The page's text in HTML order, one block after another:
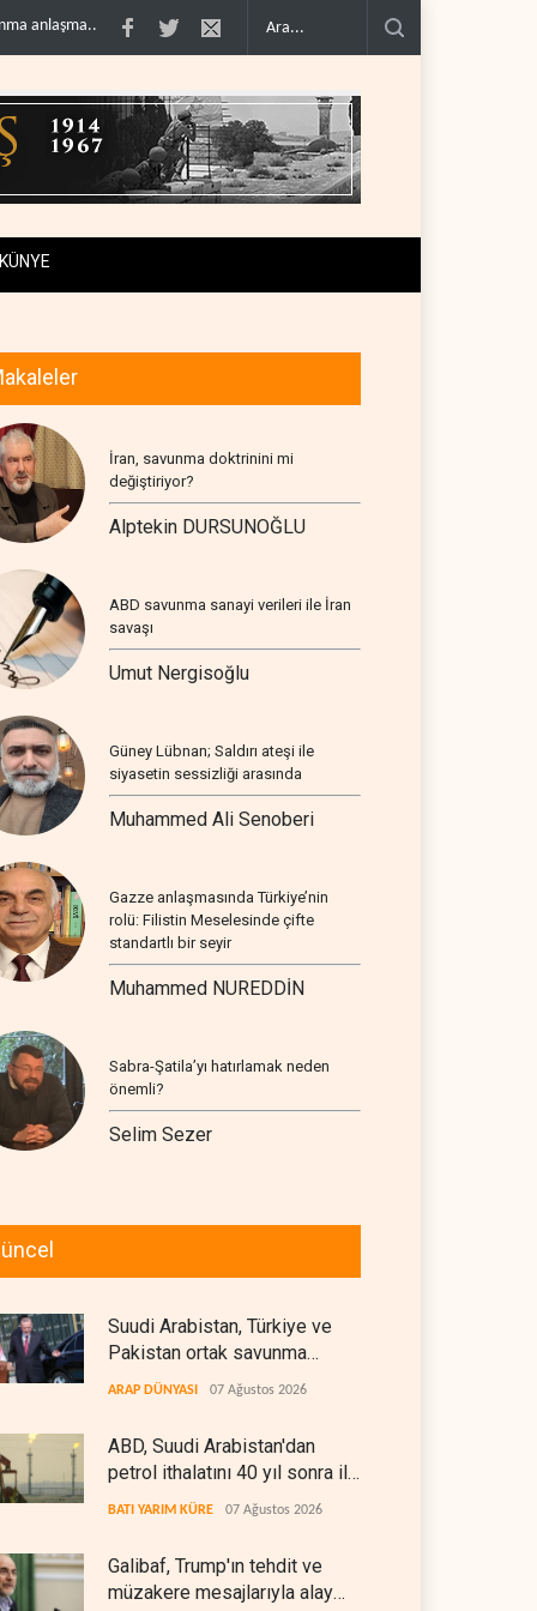
sonra i.. Galibaf, Trump'ın tehdit ve müzakere mesajlarıyla alay et..
KÜNYE
İran, savunma doktrinini mi
değiştiriyor?
Alptekin DURSUNOĞLU
ABD savunma sanayi verileri ile İran
savaşı
Umut Nergisoğlu
Güney Lübnan; Saldırı ateşi ile
siyasetin sessizliği arasında
Muhammed Ali Senoberi
Gazze anlaşmasında Türkiye’nin
rolü: Filistin Meselesinde çifte
standartlı bir seyir
Muhammed NUREDDİN
Sabra-Şatila’yı hatırlamak neden
önemli?
Selim Sezer
Suudi Arabistan, Türkiye ve
Pakistan ortak savunma
anlaşması imzaladı
ARAP DÜNYASI 07 Ağustos 2026
ABD, Suudi Arabistan'dan
petrol ithalatını 40 yıl sonra ilk
kez durdurdu
BATI YARIM KÜRE 07 Ağustos 2026
Galibaf, Trump'ın tehdit ve
müzakere mesajlarıyla alay